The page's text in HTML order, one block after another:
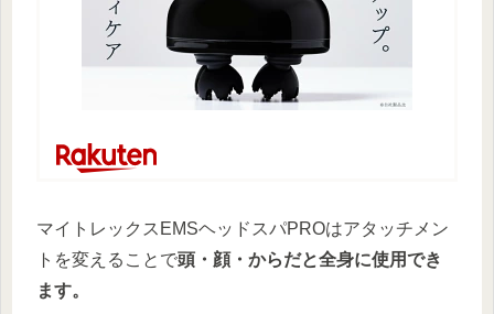
マイトレックスEMSヘッドスパPROはアタッチメン
トを変えることで頭・顔・からだと全身に使用でき
ます。